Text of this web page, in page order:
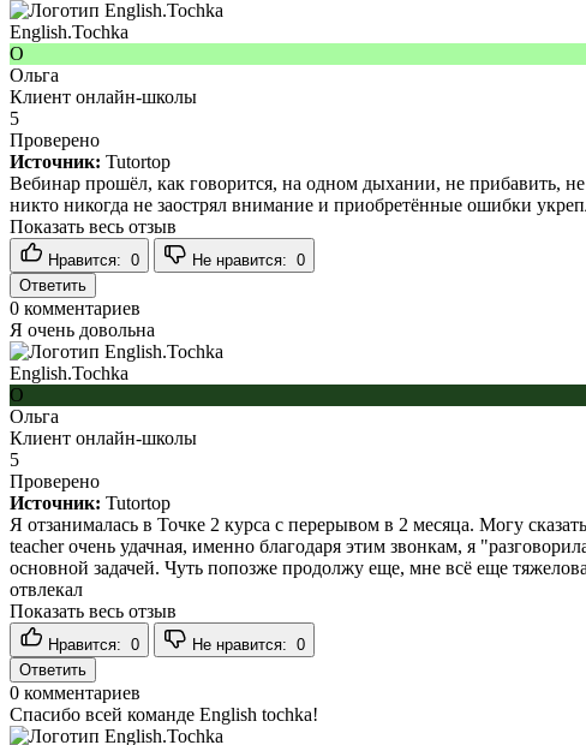
English.Tochka
О
Ольга
Клиент онлайн-школы
5
Проверено
Источник: Tutortop
Вебинар прошёл, как говорится, на одном дыхании, не прибавить,
никто никогда не заострял внимание и приобретённые ошибки
Показать весь отзыв
Нравится: 0 Не нравится: 0
Ответить
0 комментариев
Я очень довольна
English.Tochka
О
Ольга
Клиент онлайн-школы
5
Проверено
Источник: Tutortop
Я отзанималась в Точке 2 курса с перерывом в 2 месяца. Могу
teacher очень удачная, именно благодаря этим звонкам, я
основной задачей. Чуть попозже продолжу еще, мне всё еще
отвлекал
Показать весь отзыв
Нравится: 0 Не нравится: 0
Ответить
0 комментариев
Спасибо всей команде English tochka!